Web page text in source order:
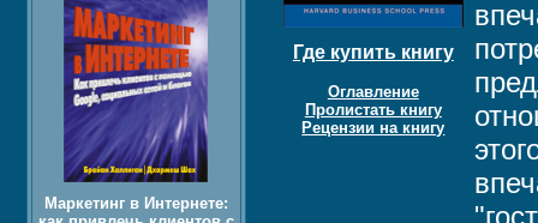
Где купить книгу
Оглавление
Пролистать книгу
Рецензии на книгу
Маркетинг в Интернете: